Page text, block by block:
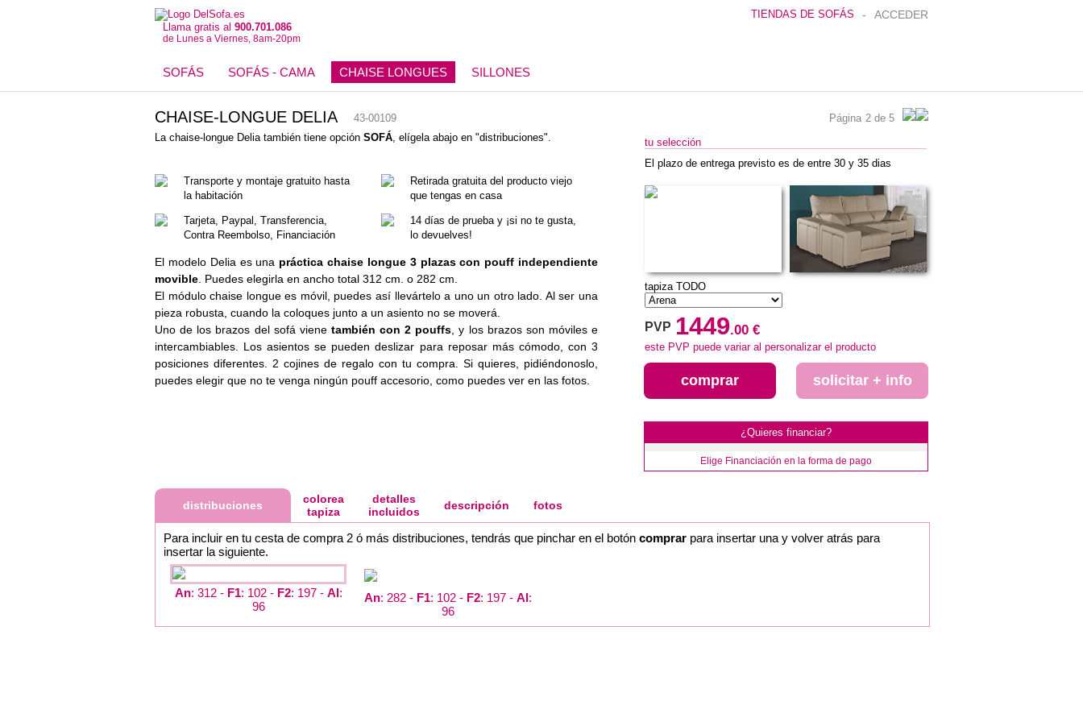
ACCEDER
-
TIENDAS DE SOFÁS
Llama gratis al 900.701.086
de Lunes a Viernes, 8am-20pm
SOFÁS SOFÁS - CAMA CHAISE LONGUES SILLONES
CHAISE-LONGUE DELIA 43-00109 Página 2 de 5
tu selección
El plazo de entrega previsto es de entre 30 y 35 dias
tapiza TODO
PVP 1449.00 €
este PVP puede variar al personalizar el producto
comprar solicitar + info
La chaise-longue Delia también tiene opción SOFÁ, elígela abajo en "distribuciones".
Transporte y montaje gratuito hasta
la habitación
Retirada gratuita del producto viejo
que tengas en casa
Tarjeta, Paypal, Transferencia,
Contra Reembolso, Financiación
14 días de prueba y ¡si no te gusta,
lo devuelves!
El modelo Delia es una práctica chaise longue 3 plazas con pouff independiente
movible . Puedes elegirla en ancho total 312 cm. o 282 cm.
El módulo chaise longue es móvil, puedes así llevártelo a uno un otro lado. Al ser una
pieza robusta, cuando la coloques junto a un asiento no se moverá.
Uno de los brazos del sofá viene también con 2 pouffs , y los brazos son móviles e
intercambiables. Los asientos se pueden deslizar para reposar más cómodo, con 3
posiciones diferentes. 2 cojines de regalo con tu compra. Si quieres, pidiéndonoslo,
puedes elegir que no te venga ningún pouff accesorio, como puedes ver en las fotos.
¿Quieres financiar?
Elige Financiación en la forma de pago
distribuciones
colorea
tapiza
detalles
incluidos
descripción fotos
Para incluir en tu cesta de compra 2 ó más distribuciones, tendrás que pinchar en el botón comprar para insertar una y volver atrás para
insertar la siguiente.
An: 312 - F1: 102 - F2: 197 - Al:
96
An: 282 - F1: 102 - F2: 197 - Al:
96